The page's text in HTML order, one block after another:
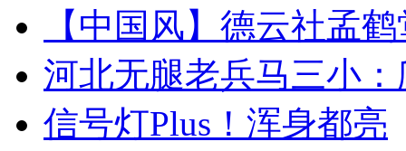
【中国风】德云社孟
河北无腿老兵马三小
信号灯Plus！浑身都亮